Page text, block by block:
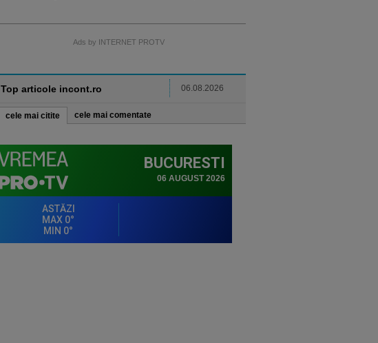
Ads by INTERNET PROTV
Top articole incont.ro 06.08.2026
cele mai citite cele mai comentate